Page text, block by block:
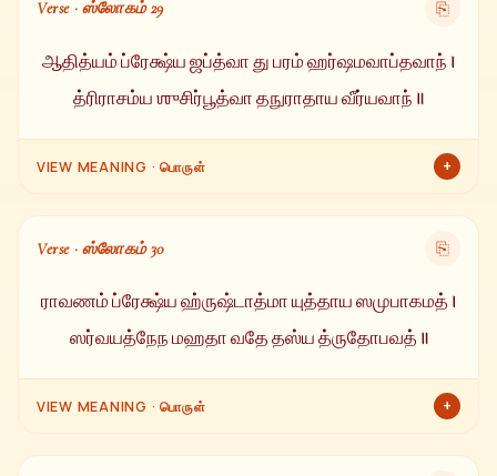
Verse · ஸ்லோகம் 29 ⎘
ஆதித்யம் ப்ரேக்ஷ்ய ஜப்த்வா து பரம் ஹர்ஷமவாப்தவாந் ।
த்ரிராசம்ய ஶுசிர்பூத்வா தநுராதாய வீர்யவாந் ॥
VIEW MEANING · பொருள் +
ஜபித்ததால் ஸ்ரீராமர் பரம ஆனந்தத்தை அடைந்தார். மூன்று முறை
Verse · ஸ்லோகம் 30 ⎘
ராவணம் ப்ரேக்ஷ்ய ஹ்ருஷ்டாத்மா யுத்தாய ஸமுபாகமத் ।
ஸர்வயத்நேந மஹதா வதே தஸ்ய த்ருதோபவத் ॥
VIEW MEANING · பொருள் +